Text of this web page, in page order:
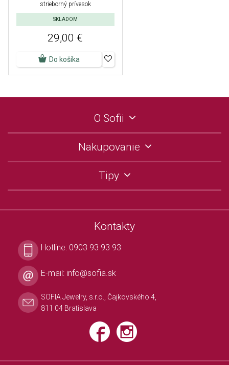
strieborný prívesok
SKLADOM
29,00 €
Do košíka
O Sofii
Nakupovanie
Tipy
Kontakty
Hotline: 0903 93 93 93
E-mail: info@sofia.sk
SOFIA Jewelry, s.r.o., Čajkovského 4,
811 04 Bratislava